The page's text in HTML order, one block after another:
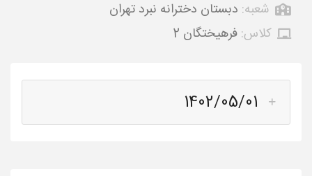
شعبه: دبستان دخترانه نبرد تهران
کلاس: فرهیختگان 2
1402/05/01